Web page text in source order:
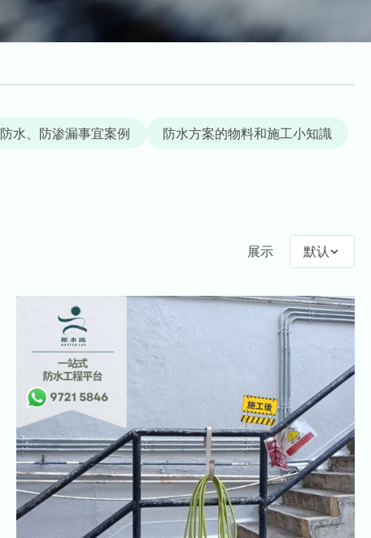
防水、防渗漏事宜案例 防水方案的物料和施工小知識
展示